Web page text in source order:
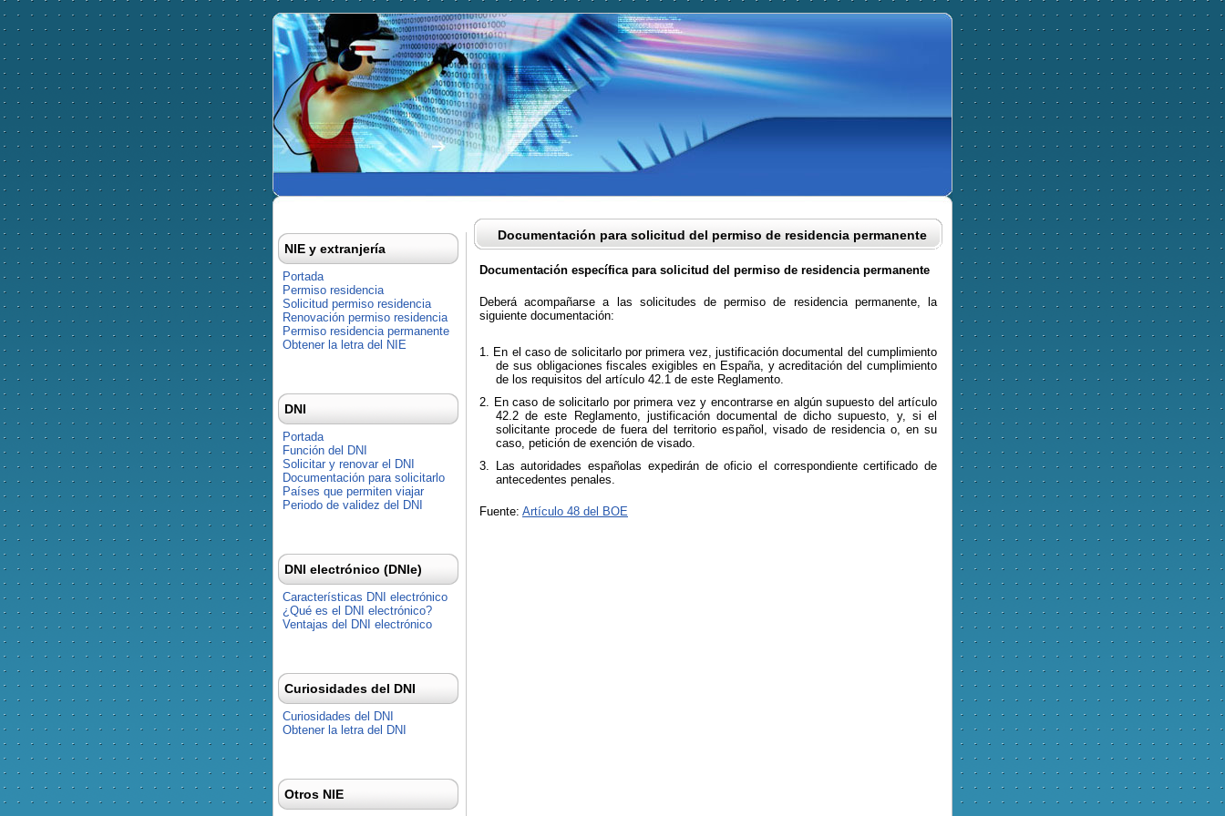
Documentación para solicitud del permiso de residencia permanente
Documentación específica para solicitud del permiso de residencia permanente
Deberá acompañarse a las solicitudes de permiso de residencia permanente, la
siguiente documentación:
En el caso de solicitarlo por primera vez, justificación documental del cumplimiento
de sus obligaciones fiscales exigibles en España, y acreditación del cumplimiento
de los requisitos del artículo 42.1 de este Reglamento.
En caso de solicitarlo por primera vez y encontrarse en algún supuesto del artículo
42.2 de este Reglamento, justificación documental de dicho supuesto, y, si el
solicitante procede de fuera del territorio español, visado de residencia o, en su
caso, petición de exención de visado.
Las autoridades españolas expedirán de oficio el correspondiente certificado de
antecedentes penales.
Fuente: Artículo 48 del BOE
NIE y extranjería
Portada
Permiso residencia
Solicitud permiso residencia
Renovación permiso residencia
Permiso residencia permanente
Obtener la letra del NIE
DNI
Portada
Función del DNI
Solicitar y renovar el DNI
Documentación para solicitarlo
Países que permiten viajar
Periodo de validez del DNI
DNI electrónico (DNIe)
Características DNI electrónico
¿Qué es el DNI electrónico?
Ventajas del DNI electrónico
Curiosidades del DNI
Curiosidades del DNI
Obtener la letra del DNI
Otros NIE